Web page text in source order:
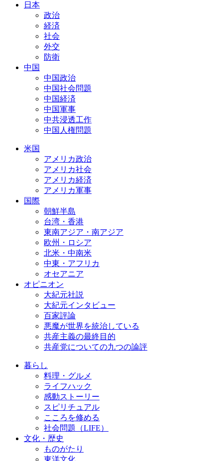
日本
政治
経済
社会
外交
防衛
中国
中国政治
中国社会問題
中国経済
中国軍事
中共浸透工作
中国人権問題
米国
アメリカ政治
アメリカ社会
アメリカ経済
アメリカ軍事
国際
朝鮮半島
台湾・香港
東南アジア・南アジア
欧州・ロシア
北米・中南米
中東・アフリカ
オセアニア
オピニオン
大紀元社説
大紀元インタビュー
百家評論
悪魔が世界を統治している
共産主義の最終目的
共産党についての九つの論評
暮らし
料理・グルメ
ライフハック
感動ストーリー
スピリチュアル
こころを修める
社会問題（LIFE）
文化・歴史
ものがたり